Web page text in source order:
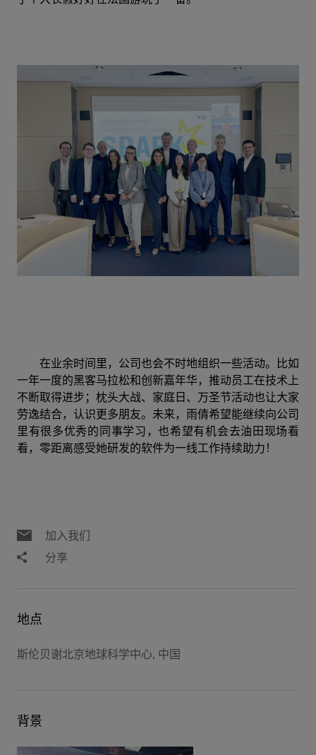
在业余时间里，公司也会不时地组织一些活动。比如
一年一度的黑客马拉松和创新嘉年华，推动员工在技术上
不断取得进步；枕头大战、家庭日、万圣节活动也让大家
劳逸结合，认识更多朋友。未来，雨倩希望能继续向公司
里有很多优秀的同事学习，也希望有机会去油田现场看
看，零距离感受她研发的软件为一线工作持续助力！
加入我们
分享
地点
斯伦贝谢北京地球科学中心, 中国
背景